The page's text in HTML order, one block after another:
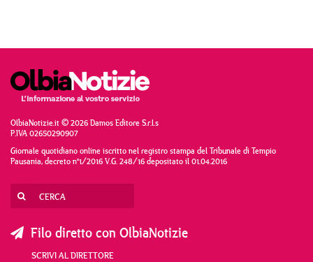
OlbiaNotizie.it © 2026 Damos Editore S.r.l.s
P.IVA 02650290907
Giornale quotidiano online iscritto nel registro stampa del Tribunale di Tempio
Pausania, decreto n°1/2016 V.G. 248/16 depositato il 01.04.2016
Filo diretto con OlbiaNotizie
SCRIVI AL DIRETTORE